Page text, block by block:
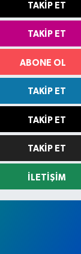
TAKIP ET
TAKIP ET
ABONE OL
TAKIP ET
TAKIP ET
TAKIP ET
İLETIŞIM